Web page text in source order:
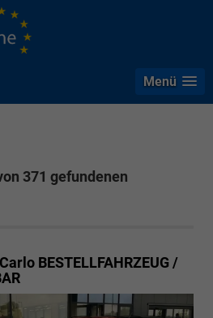
Menü
371 gefundenen
BESTELLFAHRZEUG /